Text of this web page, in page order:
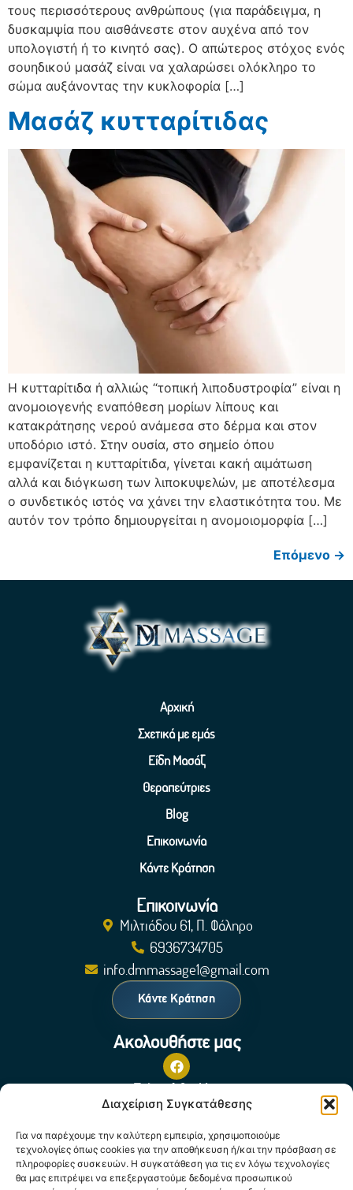
Διαχείριση Συγκατάθεσης
Για να παρέχουμε την καλύτερη εμπειρία, χρησιμοποιούμε
τεχνολογίες όπως cookies για την αποθήκευση ή/και την πρόσβαση σε
πληροφορίες συσκευών. Η συγκατάθεση για τις εν λόγω τεχνολογίες
θα μας επιτρέψει να επεξεργαστούμε δεδομένα προσωπικού
τους περισσότερους ανθρώπους (για παράδειγμα, η
δυσκαμψία που αισθάνεστε στον αυχένα από τον
υπολογιστή ή το κινητό σας). Ο απώτερος στόχος ενός
σουηδικού μασάζ είναι να χαλαρώσει ολόκληρο το
σώμα αυξάνοντας την κυκλοφορία […]
Μασάζ κυτταρίτιδας
Η κυτταρίτιδα ή αλλιώς “τοπική λιποδυστροφία” είναι η
ανομοιογενής εναπόθεση μορίων λίπους και
κατακράτησης νερού ανάμεσα στο δέρμα και στον
υποδόριο ιστό. Στην ουσία, στο σημείο όπου
εμφανίζεται η κυτταρίτιδα, γίνεται κακή αιμάτωση
αλλά και διόγκωση των λιποκυψελών, με αποτέλεσμα
ο συνδετικός ιστός να χάνει την ελαστικότητα του. Με
αυτόν τον τρόπο δημιουργείται η ανομοιομορφία […]
Επόμενο →
Αρχική
Σχετικά με εμάς
Είδη Μασάζ
Θεραπεύτριες
Blog
Επικοινωνία
Κάντε Κράτηση
Επικοινωνία
Μιλτιάδου 61, Π. Φάληρο
6936734705
info.dmmassage1@gmail.com
Κάντε Κράτηση
Ακολουθήστε μας